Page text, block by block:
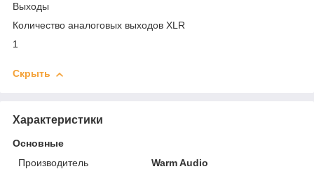
Выходы
Количество аналоговых выходов XLR
1
Скрыть
Характеристики
Основные
Производитель
Warm Audio